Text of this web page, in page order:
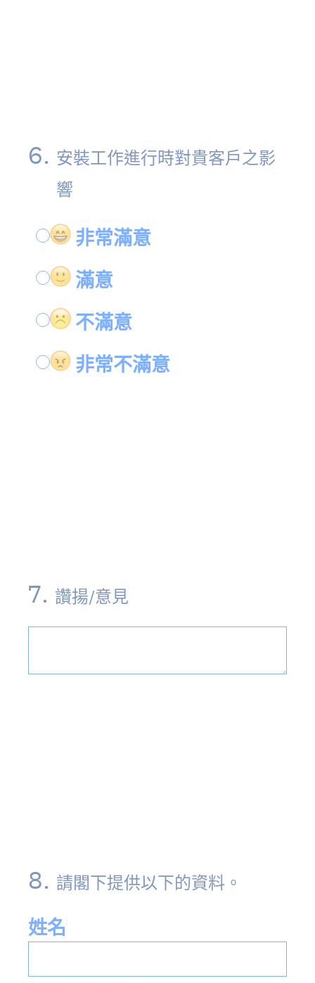
6. 安裝工作進行時對貴客戶之影
響
非常滿意
滿意
不滿意
非常不滿意
7. 讚揚/意見
8. 請閣下提供以下的資料。
姓名